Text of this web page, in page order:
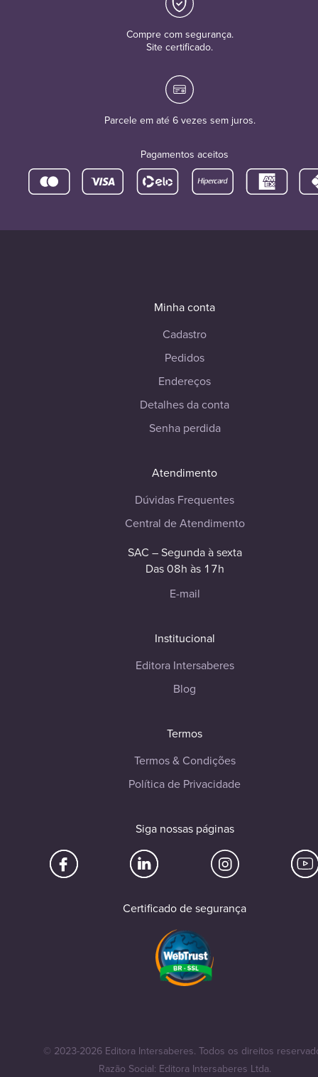
Compre com segurança.
Site certificado.
Parcele em até 6 vezes sem juros.
Pagamentos aceitos
Minha conta
Cadastro
Pedidos
Endereços
Detalhes da conta
Senha perdida
Atendimento
Dúvidas Frequentes
Central de Atendimento
SAC – Segunda à sexta
Das 08h às 17h
E-mail
Institucional
Editora Intersaberes
Blog
Termos
Termos & Condições
Política de Privacidade
Siga nossas páginas
Certificado de segurança
© 2023-2026 Editora Intersaberes. Todos os direitos
Razão Social: Editora Intersaberes Ltda.